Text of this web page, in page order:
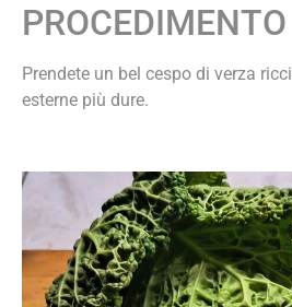
PROCEDIMENTO
Prendete un bel cespo di verza
esterne più dure.